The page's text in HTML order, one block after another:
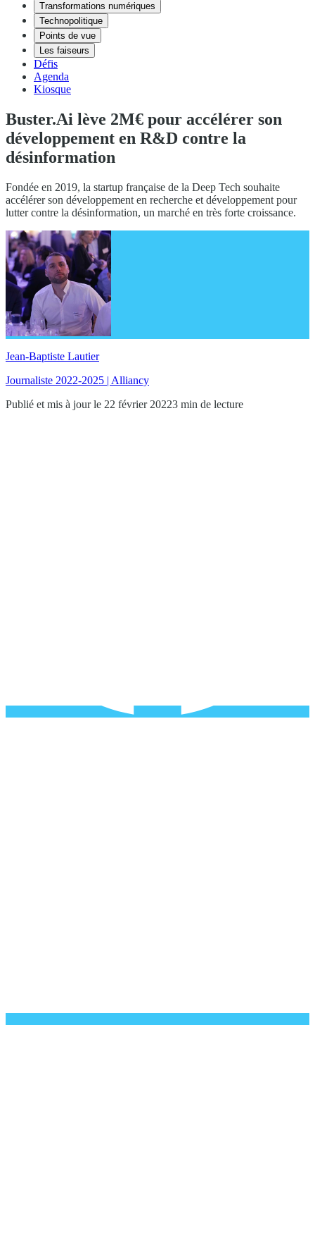
Transformations numériques
Technopolitique
Points de vue
Les faiseurs
Défis
Agenda
Kiosque
Buster.Ai lève 2M€ pour accélérer son
développement en R&D contre la
désinformation
Fondée en 2019, la startup française de la Deep Tech souhaite
accélérer son développement en recherche et développement pour
lutter contre la désinformation, un marché en très forte croissance.
Jean-Baptiste Lautier
Journaliste 2022-2025 | Alliancy
Publié et mis à jour le 22 février 20223 min de lecture